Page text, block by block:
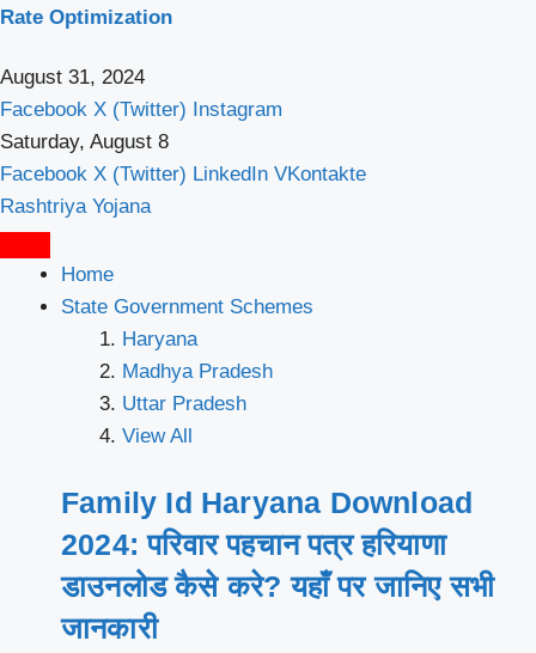
Rate Optimization
August 31, 2024
Facebook X (Twitter) Instagram
Saturday, August 8
Facebook X (Twitter) LinkedIn VKontakte
Rashtriya Yojana
Home
State Government Schemes
Haryana
Madhya Pradesh
Uttar Pradesh
View All
Family Id Haryana Download
2024: परिवार पहचान पत्र हरियाणा
डाउनलोड कैसे करे? यहाँ पर जानिए सभी
जानकारी